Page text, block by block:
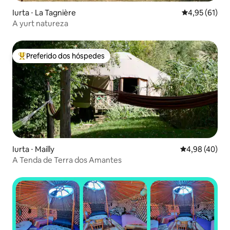
Iurta ⋅ La Tagnière 4,95 de uma
4,95 (61)
A yurt natureza
Entre os melhores preferidos dos hóspedes
Preferido dos hóspedes
Iurta ⋅ Mailly 4,98 de uma
4,98 (40)
A Tenda de Terra dos Amantes